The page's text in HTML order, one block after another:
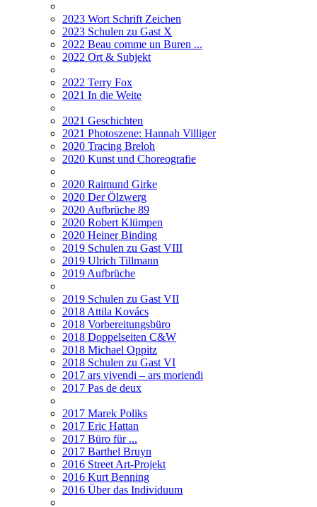
2023 Wort Schrift Zeichen
2023 Schulen zu Gast X
2022 Beau comme un Buren ...
2022 Ort & Subjekt
2022 Terry Fox
2021 In die Weite
2021 Geschichten
2021 Photoszene: Hannah Villiger
2020 Tracing Breloh
2020 Kunst und Choreografie
2020 Raimund Girke
2020 Der Ölzwerg
2020 Aufbrüche 89
2020 Robert Klümpen
2020 Heiner Binding
2019 Schulen zu Gast VIII
2019 Ulrich Tillmann
2019 Aufbrüche
2019 Schulen zu Gast VII
2018 Attila Kovács
2018 Vorbereitungsbüro
2018 Doppelseiten C&W
2018 Michael Oppitz
2018 Schulen zu Gast VI
2017 ars vivendi – ars moriendi
2017 Pas de deux
2017 Marek Poliks
2017 Eric Hattan
2017 Büro für ...
2017 Barthel Bruyn
2016 Street Art-Projekt
2016 Kurt Benning
2016 Über das Individuum